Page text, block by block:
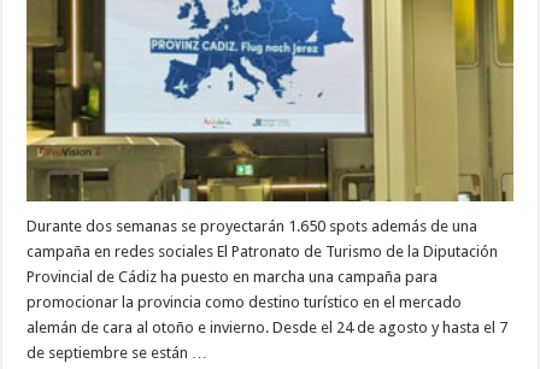
Durante dos semanas se proyectarán 1.650 spots además de una
campaña en redes sociales El Patronato de Turismo de la Diputación
Provincial de Cádiz ha puesto en marcha una campaña para
promocionar la provincia como destino turístico en el mercado
alemán de cara al otoño e invierno. Desde el 24 de agosto y hasta el 7
de septiembre se están …